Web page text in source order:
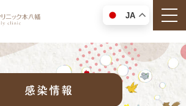
感染情報
JA